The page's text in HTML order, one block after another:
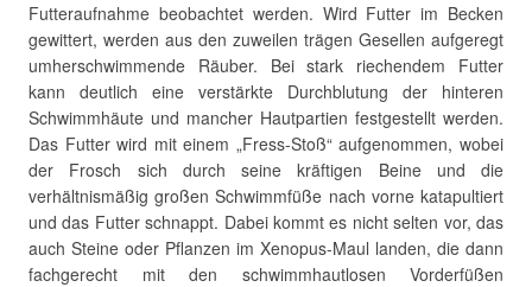
Futteraufnahme beobachtet werden. Wird Futter im Becken
gewittert, werden aus den zuweilen trägen Gesellen aufgeregt
umherschwimmende Räuber. Bei stark riechendem Futter
kann deutlich eine verstärkte Durchblutung der hinteren
Schwimmhäute und mancher Hautpartien festgestellt werden.
Das Futter wird mit einem „Fress-Stoß“ aufgenommen, wobei
der Frosch sich durch seine kräftigen Beine und die
verhältnismäßig großen Schwimmfüße nach vorne katapultiert
und das Futter schnappt. Dabei kommt es nicht selten vor, das
auch Steine oder Pflanzen im Xenopus-Maul landen, die dann
fachgerecht mit den schwimmhautlosen Vorderfüßen